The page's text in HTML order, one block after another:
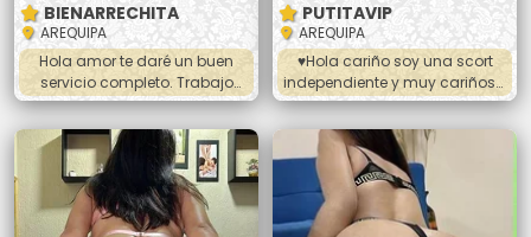
BIENARRECHITA
AREQUIPA
Hola amor te daré un buen
servicio completo. Trabajo
para ayudar a mi familia y por
que me gusta cachar. Soy
muy traviesa 😈 me gusta
chupar hasta sacarte la toda
la leche, hacer 69, doy los
todos los platos vaginal y anal
apretadito 😋 masajes, beso
PUTITAVIP
AREQUIPA
♥️Hola cariño soy una scort
independiente y muy cariñosa
😘.Conmigo todo es delicioso
👅, ven y no te arrepentirás de
conocer a esta dama sensual
y cariñosa🍆💦. ✔Te brindare Un
Exelente trato de enamorados
a precios accesibles😘🥰. 💋Full
poses (perrito, la 69, sopita,